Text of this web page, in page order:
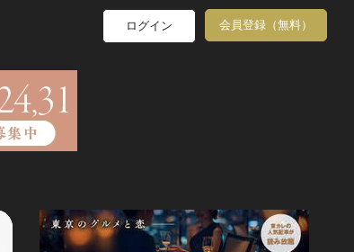
ログイン 会員登録（無料）